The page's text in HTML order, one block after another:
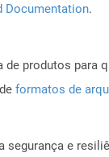
Documentation.
produtos para
formatos de
e